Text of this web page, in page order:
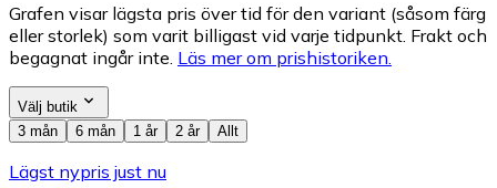
Grafen visar lägsta pris över tid för den variant (såsom färg
eller storlek) som varit billigast vid varje tidpunkt. Frakt och
begagnat ingår inte. Läs mer om prishistoriken.
Välj butik
3 mån
6 mån 1 år 2 år Allt
Lägst nypris just nu